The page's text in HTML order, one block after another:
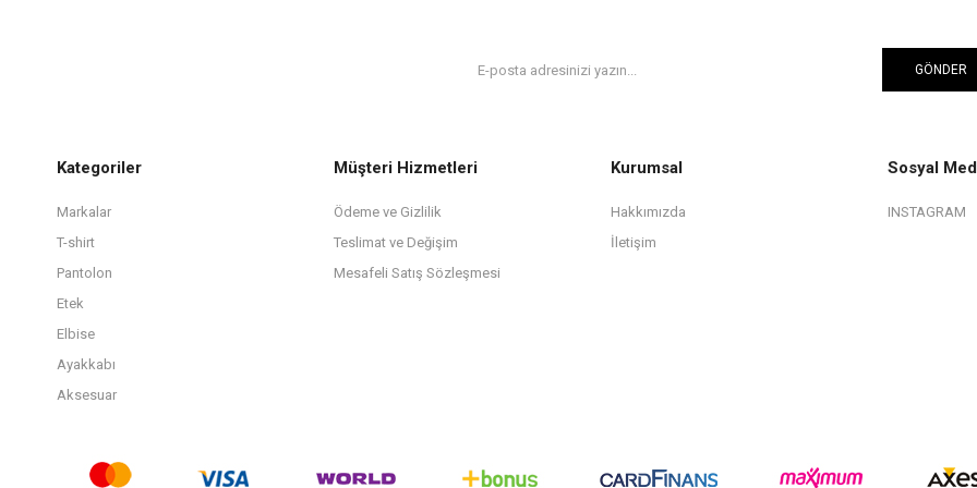
GÖNDER
Kategoriler
Markalar
T-shirt
Pantolon
Etek
Elbise
Ayakkabı
Aksesuar
Müşteri Hizmetleri
Ödeme ve Gizlilik
Teslimat ve Değişim
Mesafeli Satış Sözleşmesi
Kurumsal
Hakkımızda
İletişim
Sosyal
INSTAGRAM